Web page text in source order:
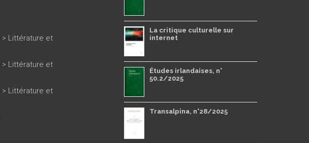
> Littérature et
> Littérature et
> Littérature et
La critique culturelle sur
internet
Études irlandaises, n°
50.2/2025
Transalpina, n°28/2025